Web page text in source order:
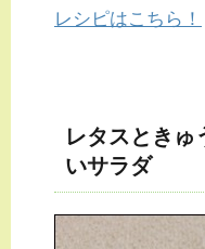
レシピはこちら！
レタスときゅ
いサラダ